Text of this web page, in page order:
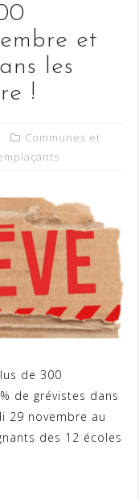
et
les
!
Communes et
de 300
de grévistes dans
29 novembre au
des 12 écoles